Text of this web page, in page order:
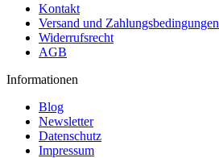
Kontakt
Versand und Zahlungsbedingungen
Widerrufsrecht
AGB
Informationen
Blog
Newsletter
Datenschutz
Impressum